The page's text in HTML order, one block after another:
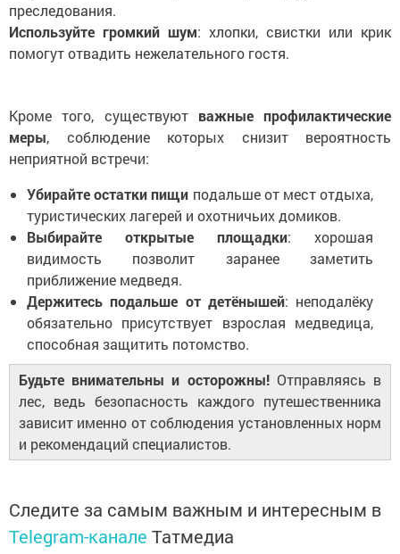
преследования.
Используйте громкий шум: хлопки, свистки или крик
помогут отвадить нежелательного гостя.
Кроме того, существуют важные профилактические
меры, соблюдение которых снизит вероятность
неприятной встречи:
Убирайте остатки пищи подальше от мест отдыха,
туристических лагерей и охотничьих домиков.
Выбирайте открытые площадки: хорошая
видимость позволит заранее заметить
приближение медведя.
Держитесь подальше от детёнышей: неподалёку
обязательно присутствует взрослая медведица,
способная защитить потомство.
Будьте внимательны и осторожны!Отправляясь в
лес, ведь безопасность каждого путешественника
зависит именно от соблюдения установленных норм
и рекомендаций специалистов.
Следите за самым важным и интересным в
Telegram-канале Татмедиа